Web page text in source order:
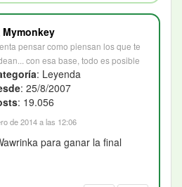
Mymonkey
pensar como piensan los que te
con esa base, todo es posible
: Leyenda
: 25/8/2007
: 19.056
de 2014 a las 12:06
para ganar la final